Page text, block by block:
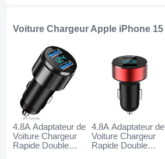
Voiture Chargeur Apple iPhone 15
4.8A Adaptateur de
Voiture Chargeur
Rapide Double
4.8A Adaptateur de
Voiture Chargeur
Rapide Double